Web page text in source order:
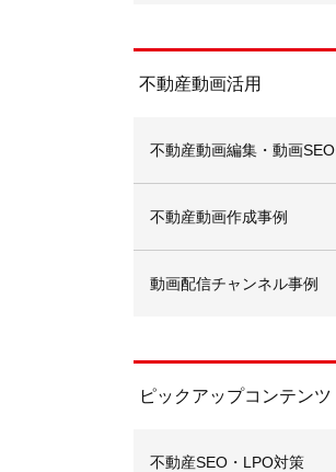
不動産動画活用
不動産動画編集・動画SEO
不動産動画作成事例
動画配信チャンネル事例
ピックアップコンテンツ
不動産SEO・LPO対策